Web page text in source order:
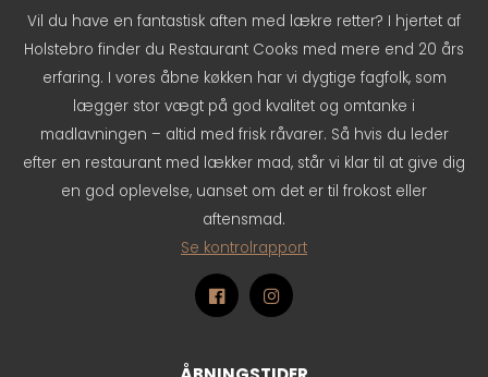
Vil du have en fantastisk aften med lækre retter? I hjertet af
Holstebro finder du Restaurant Cooks med mere end 20 års
erfaring. I vores åbne køkken har vi dygtige fagfolk, som
lægger stor vægt på god kvalitet og omtanke i
madlavningen – altid med frisk råvarer. Så hvis du leder
efter en restaurant med lækker mad, står vi klar til at give dig
en god oplevelse, uanset om det er til frokost eller
aftensmad.
Se kontrolrapport